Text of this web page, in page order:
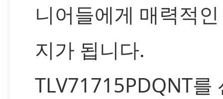
니어들에게 매력적
지가 됩니다.
TLV71715PDQNT를